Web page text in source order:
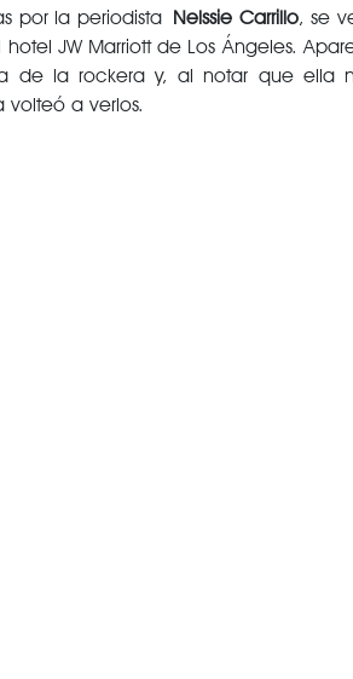
por la periodista Nelssie Carrillo, se
JW Marriott de Los Ángeles.
de la rockera y, al notar que ella
volteó a verlos.